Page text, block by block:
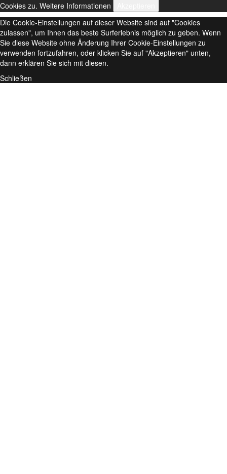
Cookies zu. Weitere Informationen
Die Cookie-Einstellungen auf dieser Website sind auf "Cookies
zulassen", um Ihnen das beste Surferlebnis möglich zu geben. Wenn
Sie diese Website ohne Änderung Ihrer Cookie-Einstellungen zu
verwenden fortzufahren, oder klicken Sie auf "Akzeptieren" unten,
dann erklären Sie sich mit diesen.
Schließen